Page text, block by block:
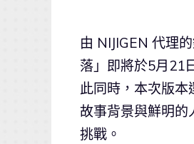
由 NIJIGEN 代理
落」即將於5月21
此同時，本次版
故事背景與鮮明的
挑戰。